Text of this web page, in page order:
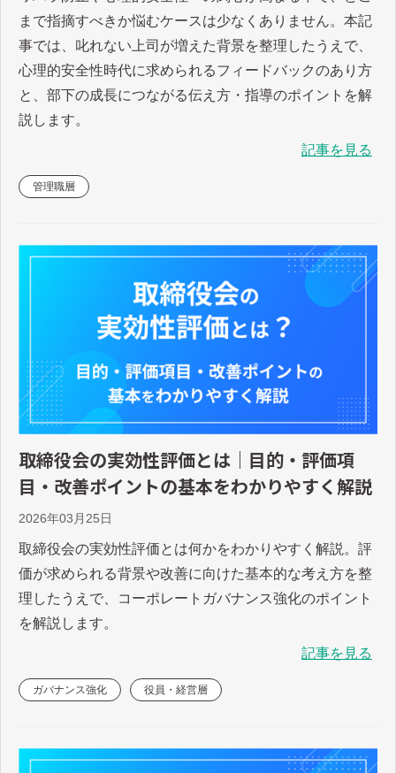
まで指摘すべきか悩むケースは少なくありません。本記
事では、叱れない上司が増えた背景を整理したうえで、
心理的安全性時代に求められるフィードバックのあり方
と、部下の成長につながる伝え方・指導のポイントを解
説します。
記事を見る
管理職層
取締役会の実効性評価とは｜目的・評価項
目・改善ポイントの基本をわかりやすく解説
2026年03月25日
取締役会の実効性評価とは何かをわかりやすく解説。評
価が求められる背景や改善に向けた基本的な考え方を整
理したうえで、コーポレートガバナンス強化のポイント
を解説します。
記事を見る
ガバナンス強化 役員・経営層